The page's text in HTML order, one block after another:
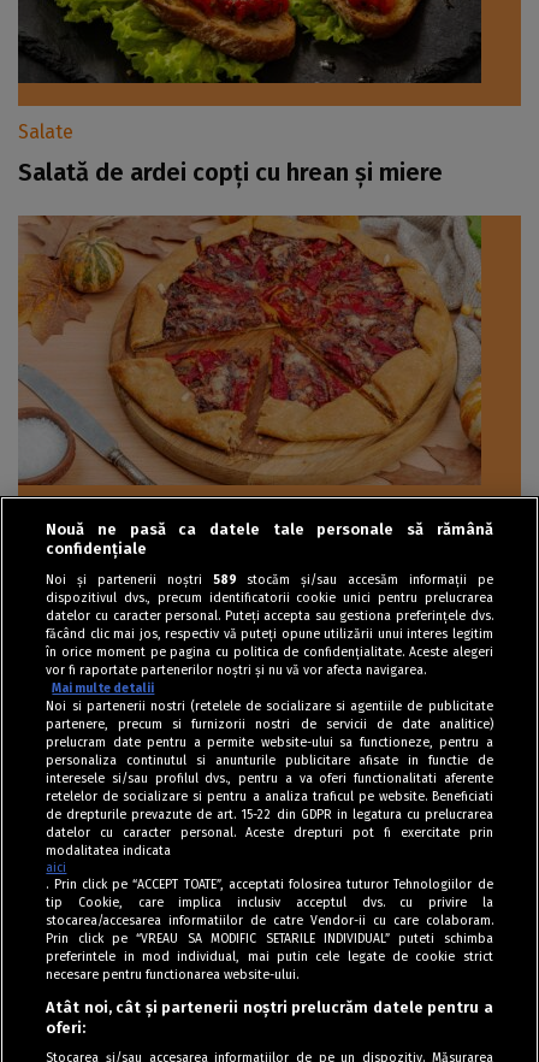
Salate
Salată de ardei copți cu hrean și miere
Tarte sărate
Galette cu dovleac în aluat și ardei copți cu
brânză
Tag index
Program Antena 1
Nouă ne pasă ca datele tale personale să rămână
confidențiale
Noi și partenerii noștri 589 stocăm și/sau accesăm informații pe
dispozitivul dvs., precum identificatorii cookie unici pentru prelucrarea
datelor cu caracter personal. Puteți accepta sau gestiona preferințele dvs.
făcând clic mai jos, respectiv vă puteți opune utilizării unui interes legitim
în orice moment pe pagina cu politica de confidențialitate. Aceste alegeri
vor fi raportate partenerilor noștri și nu vă vor afecta navigarea.
Mai multe detalii
Noi si partenerii nostri (retelele de socializare si agentiile de publicitate
partenere, precum si furnizorii nostri de servicii de date analitice)
prelucram date pentru a permite website-ului sa functioneze, pentru a
personaliza continutul si anunturile publicitare afisate in functie de
interesele si/sau profilul dvs., pentru a va oferi functionalitati aferente
retelelor de socializare si pentru a analiza traficul pe website. Beneficiati
de drepturile prevazute de art. 15-22 din GDPR in legatura cu prelucrarea
datelor cu caracter personal. Aceste drepturi pot fi exercitate prin
modalitatea indicata
aici
. Prin click pe “ACCEPT TOATE”, acceptati folosirea tuturor Tehnologiilor de
tip Cookie, care implica inclusiv acceptul dvs. cu privire la
stocarea/accesarea informatiilor de catre Vendor-ii cu care colaboram.
Prin click pe “VREAU SA MODIFIC SETARILE INDIVIDUAL” puteti schimba
preferintele in mod individual, mai putin cele legate de cookie strict
necesare pentru functionarea website-ului.
Atât noi, cât și partenerii noștri prelucrăm datele pentru a
oferi:
Stocarea și/sau accesarea informațiilor de pe un dispozitiv. Măsurarea